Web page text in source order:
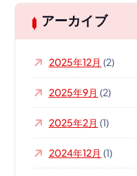
アーカイブ
2025年12月 (2)
2025年9月 (2)
2025年2月 (1)
2024年12月 (1)